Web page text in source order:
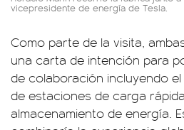
vicepresidente de energía de Tesla.
Como parte de la visita,
una carta de intención para
de colaboración incluyendo
de estaciones de carga
almacenamiento de energía.